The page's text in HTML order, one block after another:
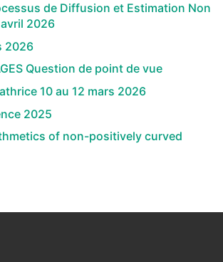
de Diffusion et Estimation Non
2026
2026
Question de point de vue
10 au 12 mars 2026
2025
of non-positively curved